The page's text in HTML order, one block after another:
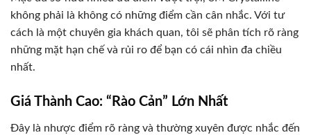
không phải là không có những điểm cần cân nhắc. Với tư
cách là một chuyên gia khách quan, tôi sẽ phân tích rõ ràng
những mặt hạn chế và rủi ro để bạn có cái nhìn đa chiều
nhất.
Giá Thành Cao: “Rào Cản” Lớn Nhất
Đây là nhược điểm rõ ràng và thường xuyên được nhắc đến